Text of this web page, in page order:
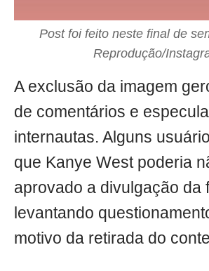
Post foi feito neste final de
Reprodução/
A exclusão da imagem
de comentários e
internautas. Alguns
que Kanye West poderia
aprovado a divulgação da
levantando
motivo da retirada do